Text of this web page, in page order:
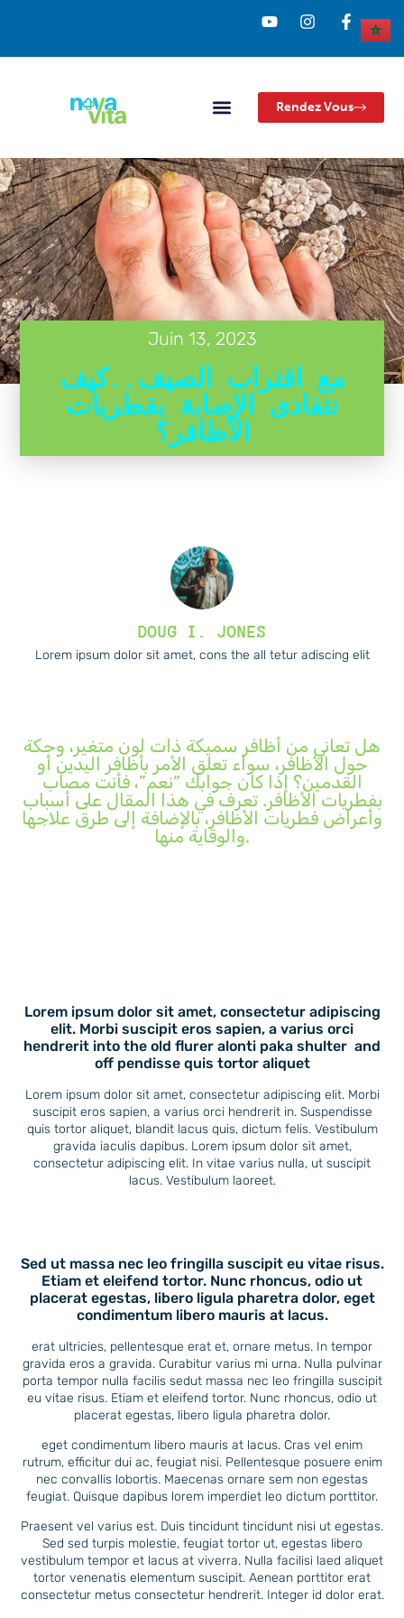
Rendez Vous
Juin 13, 2023
مع اقتراب الصيف..كيف
نتفادى الإصابة بفطريات
الأظافر؟
DOUG I. JONES
Lorem ipsum dolor sit amet, cons the all tetur adiscing elit
هل تعاني من أظافر سميكة ذات لون متغير، وحكة
حول الأظافر، سواء تعلق الأمر بأظافر اليدين أو
القدمين؟ إذا كان جوابك “نعم”، فأنت مصاب
بفطريات الأظافر. تعرف في هذا المقال على أسباب
وأعراض فطريات الأظافر، بالإضافة إلى طرق علاجها
والوقاية منها.
Lorem ipsum dolor sit amet, consectetur adipiscing
elit. Morbi suscipit eros sapien, a varius orci
hendrerit into the old flurer alonti paka shulter and
off pendisse quis tortor aliquet
Lorem ipsum dolor sit amet, consectetur adipiscing elit. Morbi
suscipit eros sapien, a varius orci hendrerit in. Suspendisse
quis tortor aliquet, blandit lacus quis, dictum felis. Vestibulum
gravida iaculis dapibus. Lorem ipsum dolor sit amet,
consectetur adipiscing elit. In vitae varius nulla, ut suscipit
lacus. Vestibulum laoreet.
Sed ut massa nec leo fringilla suscipit eu vitae risus.
Etiam et eleifend tortor. Nunc rhoncus, odio ut
placerat egestas, libero ligula pharetra dolor, eget
condimentum libero mauris at lacus.
erat ultricies, pellentesque erat et, ornare metus. In tempor
gravida eros a gravida. Curabitur varius mi urna. Nulla pulvinar
porta tempor nulla facilis sedut massa nec leo fringilla suscipit
eu vitae risus. Etiam et eleifend tortor. Nunc rhoncus, odio ut
placerat egestas, libero ligula pharetra dolor.
eget condimentum libero mauris at lacus. Cras vel enim
rutrum, efficitur dui ac, feugiat nisi. Pellentesque posuere enim
nec convallis lobortis. Maecenas ornare sem non egestas
feugiat. Quisque dapibus lorem imperdiet leo dictum porttitor.
Praesent vel varius est. Duis tincidunt tincidunt nisi ut egestas.
Sed sed turpis molestie, feugiat tortor ut, egestas libero
vestibulum tempor et lacus at viverra. Nulla facilisi laed aliquet
tortor venenatis elementum suscipit. Aenean porttitor erat
consectetur metus consectetur hendrerit. Integer id dolor erat.